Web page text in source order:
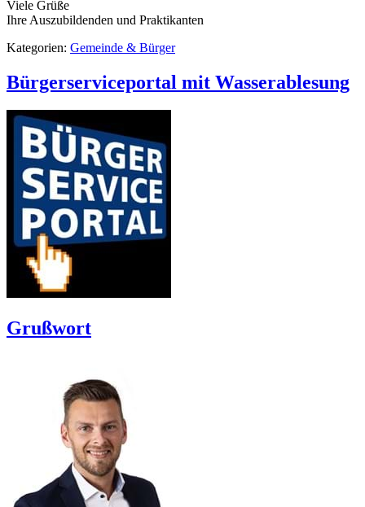
Viele Grüße
Ihre Auszubildenden und Praktikanten
Kategorien: Gemeinde & Bürger
Bürgerserviceportal mit Wasserablesung
Grußwort